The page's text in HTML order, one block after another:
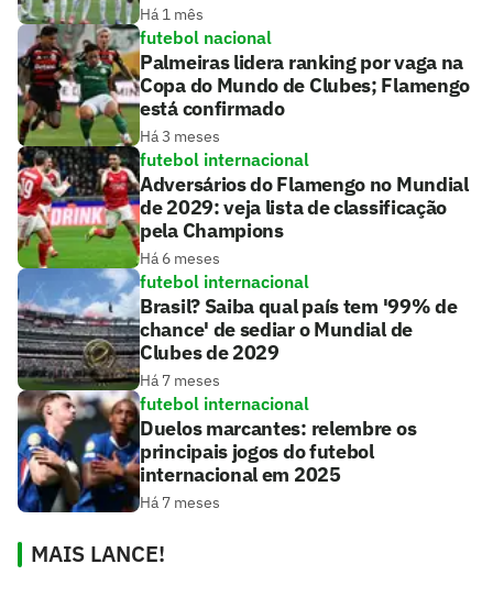
Há 1 mês
futebol nacional
Palmeiras lidera ranking por vaga na
Copa do Mundo de Clubes; Flamengo
está confirmado
Há 3 meses
futebol internacional
Adversários do Flamengo no Mundial
de 2029: veja lista de classificação
pela Champions
Há 6 meses
futebol internacional
Brasil? Saiba qual país tem '99% de
chance' de sediar o Mundial de
Clubes de 2029
Há 7 meses
futebol internacional
Duelos marcantes: relembre os
principais jogos do futebol
internacional em 2025
Há 7 meses
MAIS LANCE!